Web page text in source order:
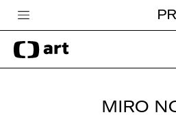
Česká televize
Zpravodajství
MIRO